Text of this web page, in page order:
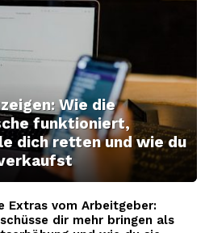
Wie die
funktioniert,
dich retten und wie du
Extras vom Arbeitgeber:
dir mehr bringen als